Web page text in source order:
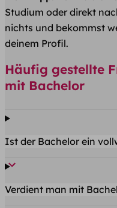
Studium oder direkt
nichts und bekommst
deinem Profil.
Häufig gestellte
mit Bachelor
Ist der Bachelor ein
Verdient man mit